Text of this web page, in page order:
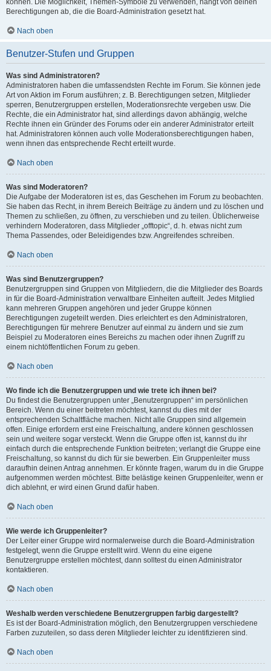
können. Die Möglichkeit, Themen-Symbole zu verwenden, hängt von deinen
Berechtigungen ab, die die Board-Administration gesetzt hat.
Nach oben
Benutzer-Stufen und Gruppen
Was sind Administratoren?
Administratoren haben die umfassendsten Rechte im Forum. Sie können jede
Art von Aktion im Forum ausführen; z. B. Berechtigungen setzen, Mitglieder
sperren, Benutzergruppen erstellen, Moderationsrechte vergeben usw. Die
Rechte, die ein Administrator hat, sind allerdings davon abhängig, welche
Rechte ihnen ein Gründer des Forums oder ein anderer Administrator erteilt
hat. Administratoren können auch volle Moderationsberechtigungen haben,
wenn ihnen das entsprechende Recht erteilt wurde.
Nach oben
Was sind Moderatoren?
Die Aufgabe der Moderatoren ist es, das Geschehen im Forum zu beobachten.
Sie haben das Recht, in ihrem Bereich Beiträge zu ändern und zu löschen und
Themen zu schließen, zu öffnen, zu verschieben und zu teilen. Üblicherweise
verhindern Moderatoren, dass Mitglieder „offtopic“, d. h. etwas nicht zum
Thema Passendes, oder Beleidigendes bzw. Angreifendes schreiben.
Nach oben
Was sind Benutzergruppen?
Benutzergruppen sind Gruppen von Mitgliedern, die die Mitglieder des Boards
in für die Board-Administration verwaltbare Einheiten aufteilt. Jedes Mitglied
kann mehreren Gruppen angehören und jeder Gruppe können
Berechtigungen zugeteilt werden. Dies erleichtert es den Administratoren,
Berechtigungen für mehrere Benutzer auf einmal zu ändern und sie zum
Beispiel zu Moderatoren eines Bereichs zu machen oder ihnen Zugriff zu
einem nichtöffentlichen Forum zu geben.
Nach oben
Wo finde ich die Benutzergruppen und wie trete ich ihnen bei?
Du findest die Benutzergruppen unter „Benutzergruppen“ im persönlichen
Bereich. Wenn du einer beitreten möchtest, kannst du dies mit der
entsprechenden Schaltfläche machen. Nicht alle Gruppen sind allgemein
offen. Einige erfordern erst eine Freischaltung, andere können geschlossen
sein und weitere sogar versteckt. Wenn die Gruppe offen ist, kannst du ihr
einfach durch die entsprechende Funktion beitreten; verlangt die Gruppe eine
Freischaltung, so kannst du dich für sie bewerben. Ein Gruppenleiter muss
daraufhin deinen Antrag annehmen. Er könnte fragen, warum du in die Gruppe
aufgenommen werden möchtest. Bitte belästige keinen Gruppenleiter, wenn er
dich ablehnt, er wird einen Grund dafür haben.
Nach oben
Wie werde ich Gruppenleiter?
Der Leiter einer Gruppe wird normalerweise durch die Board-Administration
festgelegt, wenn die Gruppe erstellt wird. Wenn du eine eigene
Benutzergruppe erstellen möchtest, dann solltest du einen Administrator
kontaktieren.
Nach oben
Weshalb werden verschiedene Benutzergruppen farbig dargestellt?
Es ist der Board-Administration möglich, den Benutzergruppen verschiedene
Farben zuzuteilen, so dass deren Mitglieder leichter zu identifizieren sind.
Nach oben